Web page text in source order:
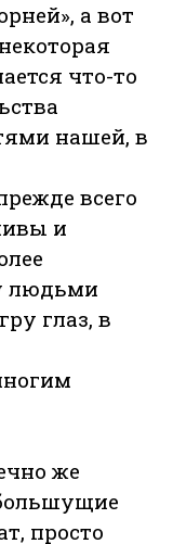
а вот
что-то
нашей, в
всего
и
людьми
глаз, в
же
просто